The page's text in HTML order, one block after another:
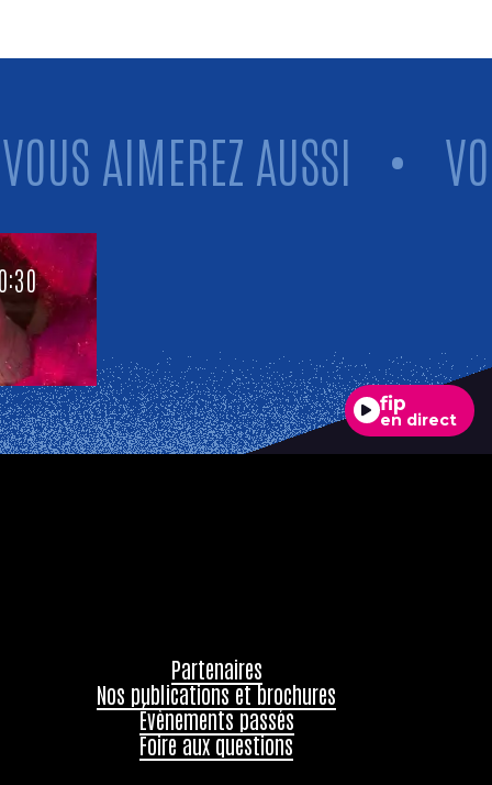
AIMEREZ AUSSI •
fip
en direct
Partenaires
Nos publications et brochures
Évènements passés
Foire aux questions